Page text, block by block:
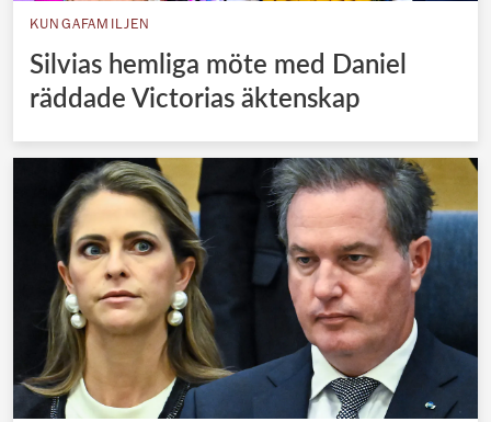
KUNGAFAMILJEN
Silvias hemliga möte med Daniel
räddade Victorias äktenskap